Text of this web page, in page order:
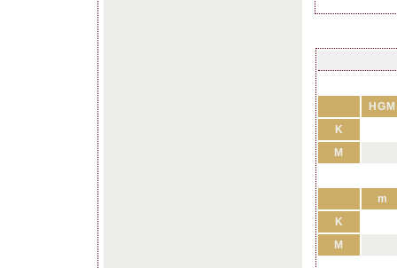
HGM
K
M
m
K
M